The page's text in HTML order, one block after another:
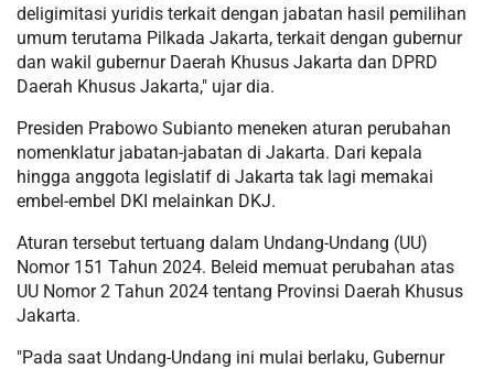
deligimitasi yuridis terkait dengan jabatan hasil pemilihan
umum terutama Pilkada Jakarta, terkait dengan gubernur
dan wakil gubernur Daerah Khusus Jakarta dan DPRD
Daerah Khusus Jakarta," ujar dia.
Presiden Prabowo Subianto meneken aturan perubahan
nomenklatur jabatan-jabatan di Jakarta. Dari kepala
hingga anggota legislatif di Jakarta tak lagi memakai
embel-embel DKI melainkan DKJ.
Aturan tersebut tertuang dalam Undang-Undang (UU)
Nomor 151 Tahun 2024. Beleid memuat perubahan atas
UU Nomor 2 Tahun 2024 tentang Provinsi Daerah Khusus
Jakarta.
"Pada saat Undang-Undang ini mulai berlaku, Gubernur